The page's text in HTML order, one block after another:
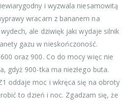
i wyzwala niesamowitą
wracam z bananem na
ale dziwięk jaki wydaje silnik
gazu w nieskończoność.
oraz 900. Co do mocy więc nie
gdyż 900-tka ma niezłego buta.
oddaje moc i wkręca się na obroty
to dzień i noc. Zgadzam się, że